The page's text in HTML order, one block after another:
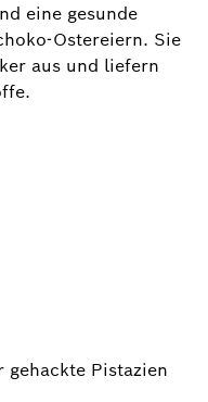
eine gesunde
Ostereiern. Sie
aus und liefern
gehackte Pistazien